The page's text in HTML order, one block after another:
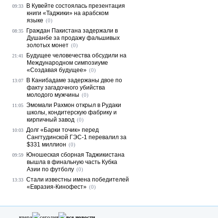
09:33
В Кувейте состоялась презентация
книги «Таджики» на арабском
языке (0)
08:35
Граждан Пакистана задержали в
Душанбе за продажу фальшивых
золотых монет (0)
21:41
Будущее человечества обсудили на
Международном симпозиуме
«Создавая будущее» (0)
13:07
В Канибадаме задержаны двое по
факту загадочного убийства
молодого мужчины (0)
11:05 Эмомали Рахмон открыл в Рудаки
школы, кондитерскую фабрику и
кирпичный завод (0)
10:03 Долг «Барки точик» перед
Сангтудинской ГЭС-1 перевалил за
$331 миллион (0)
09:59
Юношеская сборная Таджикистана
вышла в финальную часть Кубка
Азии по футболу (0)
13:33 Стали известны имена победителей
«Евразия-Кинофест» (0)